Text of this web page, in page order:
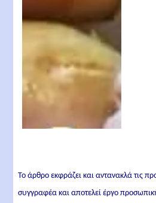
Το άρθρο εκφράζει και αντανακλά τις
συγγραφέα και αποτελεί έργο